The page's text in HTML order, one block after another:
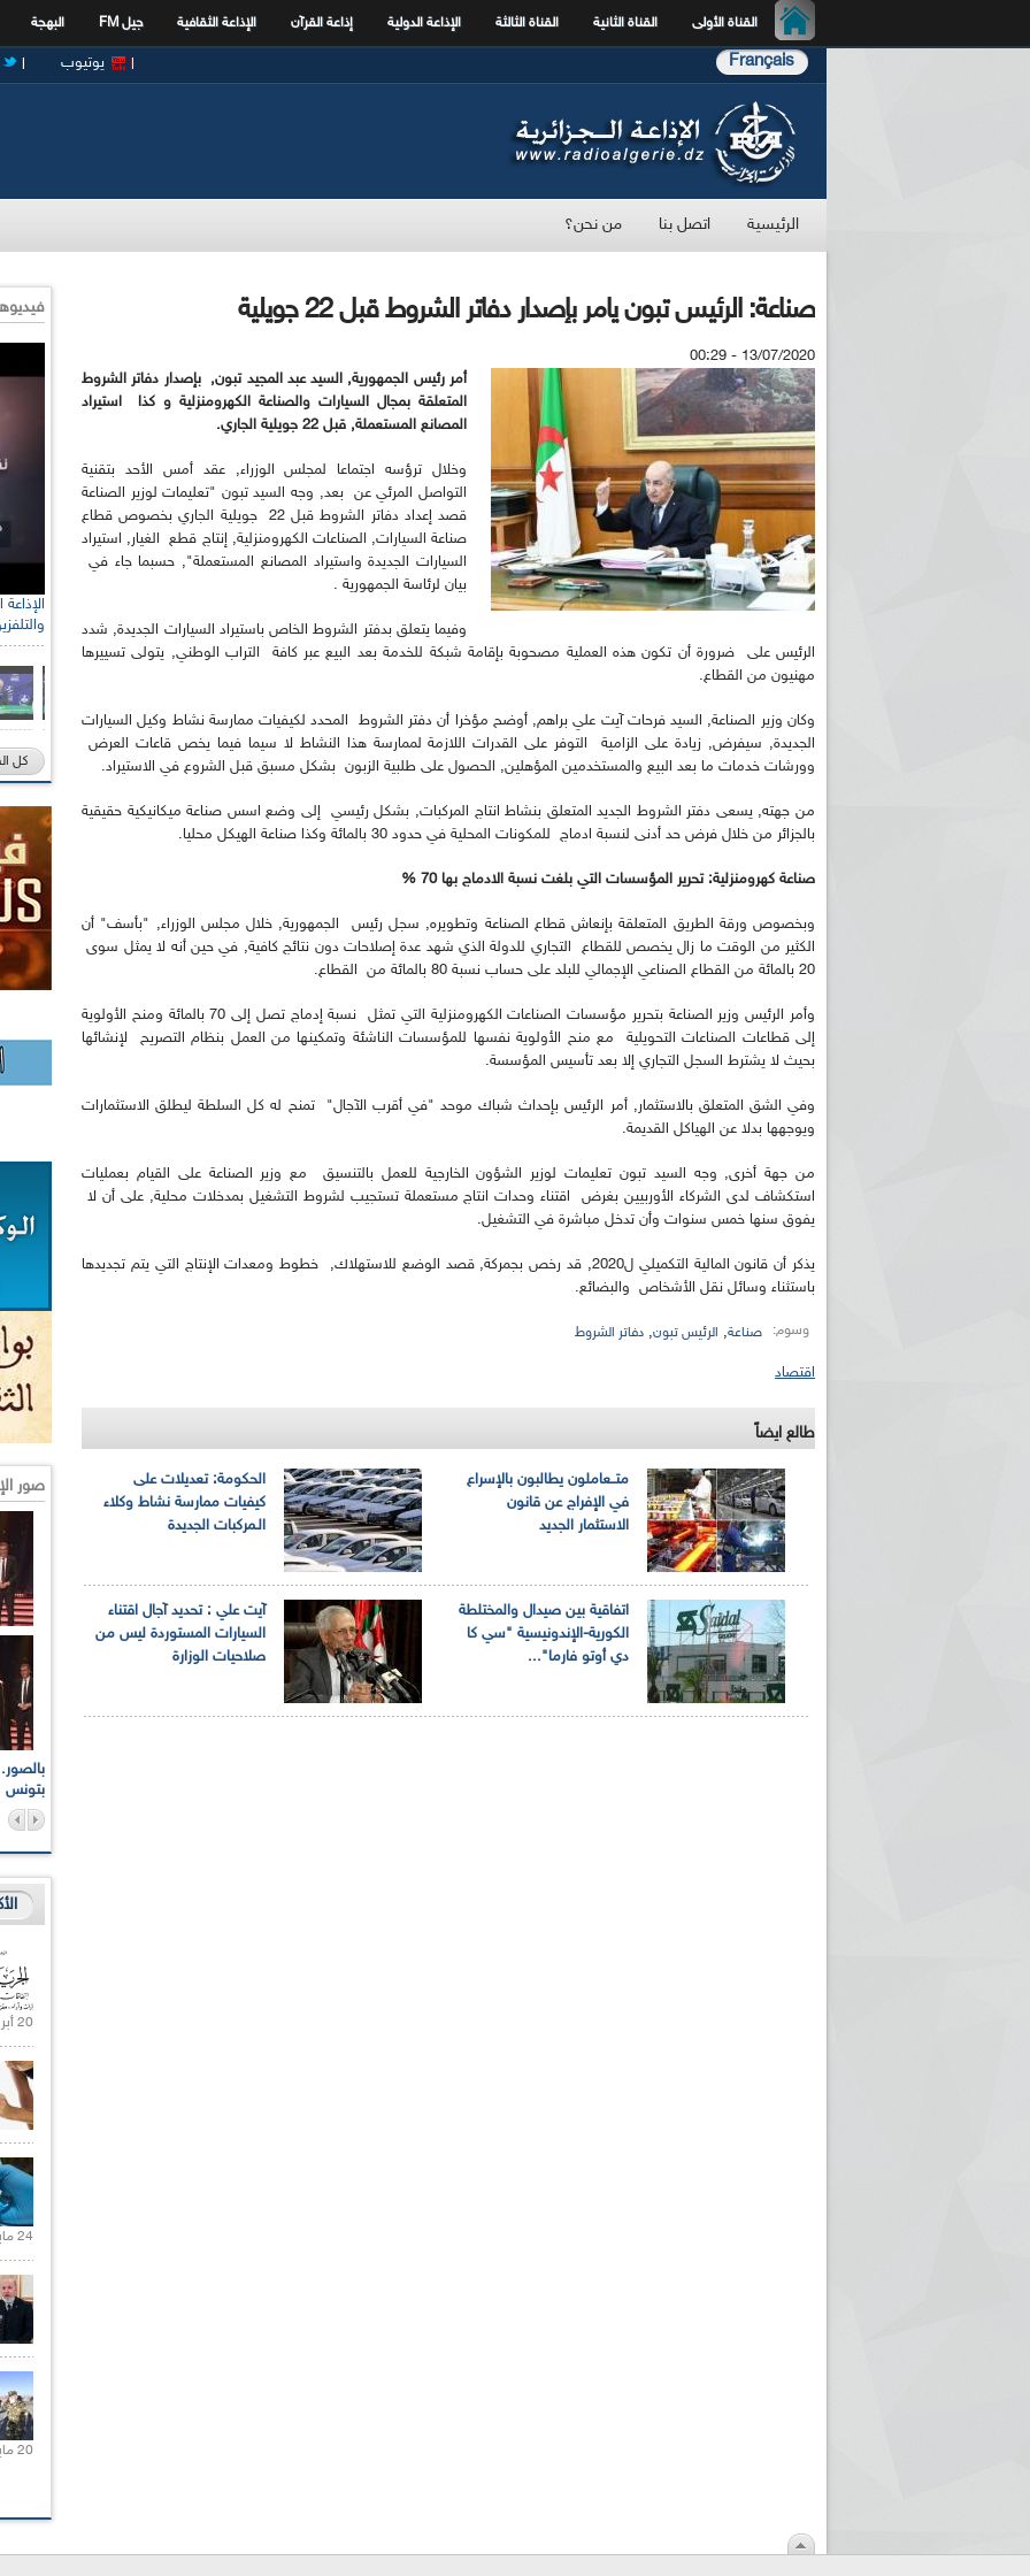
القناة الأولى القناة الثانية القناة الثالثة الإذاعة الدولية إذاعة القرآن الإذاعة الثقافية جيل FM البهجة
Français يوتيوب
الرئيسية اتصل بنا من نحن؟
صناعة: الرئيس تبون يامر بإصدار دفاتر الشروط قبل 22 جويلية
13/07/2020 - 00:29
أمر رئيس الجمهورية, السيد عبد المجيد تبون, بإصدار دفاتر الشروط
المتعلقة بمجال السيارات والصناعة الكهرومنزلية و كذا استيراد
المصانع المستعملة, قبل 22 جويلية الجاري.
وخلال ترؤسه اجتماعا لمجلس الوزراء, عقد أمس الأحد بتقنية
التواصل المرئي عن بعد, وجه السيد تبون "تعليمات لوزير الصناعة
قصد إعداد دفاتر الشروط قبل 22 جويلية الجاري بخصوص قطاع
صناعة السيارات, الصناعات الكهرومنزلية, إنتاج قطع الغيار, استيراد
السيارات الجديدة واستيراد المصانع المستعملة", حسبما جاء في
بيان لرئاسة الجمهورية .
وفيما يتعلق بدفتر الشروط الخاص باستيراد السيارات الجديدة, شدد
الرئيس على ضرورة أن تكون هذه العملية مصحوبة بإقامة شبكة للخدمة بعد البيع عبر كافة التراب الوطني, يتولى تسييرها
مهنيون من القطاع.
وكان وزير الصناعة, السيد فرحات آيت علي براهم, أوضح مؤخرا أن دفتر الشروط المحدد لكيفيات ممارسة نشاط وكيل السيارات
الجديدة, سيفرض, زيادة على الزامية التوفر على القدرات اللازمة لممارسة هذا النشاط لا سيما فيما يخص قاعات العرض
وورشات خدمات ما بعد البيع والمستخدمين المؤهلين, الحصول على طلبية الزبون بشكل مسبق قبل الشروع في الاستيراد.
من جهته, يسعى دفتر الشروط الجديد المتعلق بنشاط انتاج المركبات, بشكل رئيسي إلى وضع اسس صناعة ميكانيكية حقيقية
بالجزائر من خلال فرض حد أدنى لنسبة ادماج للمكونات المحلية في حدود 30 بالمائة وكذا صناعة الهيكل محليا.
صناعة كهرومنزلية: تحرير المؤسسات التي بلغت نسبة الادماج بها 70 %
وبخصوص ورقة الطريق المتعلقة بإنعاش قطاع الصناعة وتطويره, سجل رئيس الجمهورية, خلال مجلس الوزراء, "بأسف" أن
الكثير من الوقت ما زال يخصص للقطاع التجاري للدولة الذي شهد عدة إصلاحات دون نتائج كافية, في حين أنه لا يمثل سوى
20 بالمائة من القطاع الصناعي الإجمالي للبلد على حساب نسبة 80 بالمائة من القطاع.
وأمر الرئيس وزير الصناعة بتحرير مؤسسات الصناعات الكهرومنزلية التي تمثل نسبة إدماج تصل إلى 70 بالمائة ومنح الأولوية
إلى قطاعات الصناعات التحويلية مع منح الأولوية نفسها للمؤسسات الناشئة وتمكينها من العمل بنظام التصريح لإنشائها
بحيث لا يشترط السجل التجاري إلا بعد تأسيس المؤسسة.
وفي الشق المتعلق بالاستثمار, أمر الرئيس بإحداث شباك موحد "في أقرب الآجال" تمنح له كل السلطة ليطلق الاستثمارات
ويوجهها بدلا عن الهياكل القديمة.
من جهة أخرى, وجه السيد تبون تعليمات لوزير الشؤون الخارجية للعمل بالتنسيق مع وزير الصناعة على القيام بعمليات
استكشاف لدى الشركاء الأوربيين بغرض اقتناء وحدات انتاج مستعملة تستجيب لشروط التشغيل بمدخلات محلية, على أن لا
يفوق سنها خمس سنوات وأن تدخل مباشرة في التشغيل.
يذكر أن قانون المالية التكميلي ل2020, قد رخص بجمركة, قصد الوضع للاستهلاك, خطوط ومعدات الإنتاج التي يتم تجديدها
باستثناء وسائل نقل الأشخاص والبضائع.
وسوم: صناعة, الرئيس تبون, دفاتر الشروط
اقتصاد
طالع ايضاً
الحكومة: تعديلات على
كيفيات ممارسة نشاط وكلاء
الـمركبات الجديدة
متــعاملون يطالبون بالإسراع
في الإفراج عن قانون
الاستثمار الجديد
آيت علي : تحديد آجال اقتناء
السيارات المستوردة ليس من
صلاحيات الوزارة
اتفاقية بين صيدال والمختلطة
الكورية-الإندونيسية "سي كا
دي أوتو فارما"...
كل
صور
بتونس
20 أبريل 2021 |
24 مايو 2021 |
20 مايو 2021 |